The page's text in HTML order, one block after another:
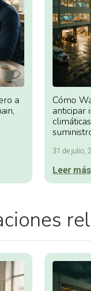
a
Cómo
anticipar
31 de julio,
Leer más